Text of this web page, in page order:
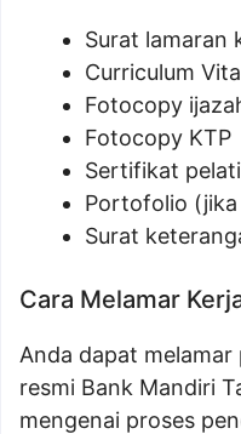
Surat lamaran
Curriculum
Fotocopy
Fotocopy KTP
Sertifikat
Portofolio (jika
Surat
Cara Melamar
Anda dapat melamar
resmi Bank Mandiri
mengenai proses